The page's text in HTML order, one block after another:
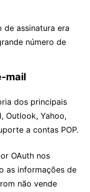
de assinatura era
número de
mail
dos principais
Outlook, Yahoo,
a contas POP.
OAuth nos
as informações de
não vende